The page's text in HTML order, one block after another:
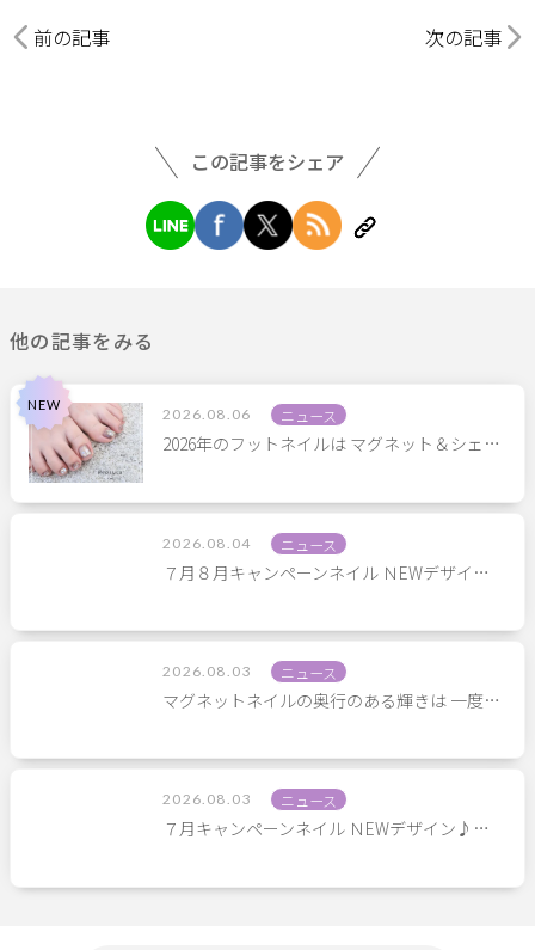
前の記事 次の記事
この記事をシェア
他の記事をみる
2026.08.06 ニュース
2026年のフットネイルは マグネット＆シェ…
2026.08.04 ニュース
７月８月キャンペーンネイル ＮEWデザイ…
2026.08.03 ニュース
マグネットネイルの奥行のある輝きは 一度…
2026.08.03 ニュース
７月キャンペーンネイル ＮEWデザイン♪…